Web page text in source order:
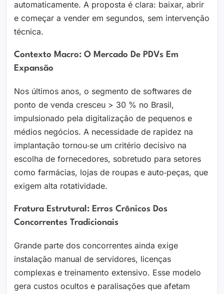
automaticamente. A proposta é clara: baixar, abrir
e começar a vender em segundos, sem intervenção
técnica.
Contexto Macro: O Mercado De PDVs Em
Expansão
Nos últimos anos, o segmento de softwares de
ponto de venda cresceu > 30 % no Brasil,
impulsionado pela digitalização de pequenos e
médios negócios. A necessidade de rapidez na
implantação tornou‑se um critério decisivo na
escolha de fornecedores, sobretudo para setores
como farmácias, lojas de roupas e auto‑peças, que
exigem alta rotatividade.
Fratura Estrutural: Erros Crônicos Dos
Concorrentes Tradicionais
Grande parte dos concorrentes ainda exige
instalação manual de servidores, licenças
complexas e treinamento extensivo. Esse modelo
gera custos ocultos e paralisações que afetam